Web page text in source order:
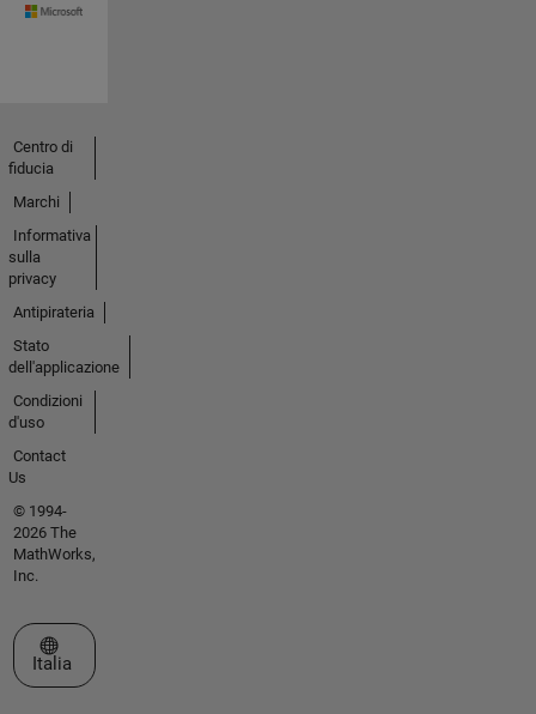
Centro di
fiducia
Marchi
Informativa
sulla
privacy
Antipirateria
Stato
dell'applicazione
Condizioni
d'uso
Contact
Us
© 1994-
2026 The
MathWorks,
Inc.
Seleziona un sito web
Italia